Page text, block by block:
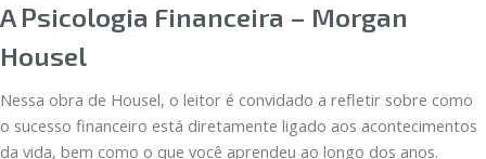
A Psicologia Financeira – Morgan
Housel
Nessa obra de Housel, o leitor é convidado a refletir sobre como
o sucesso financeiro está diretamente ligado aos acontecimentos
da vida, bem como o que você aprendeu ao longo dos anos.